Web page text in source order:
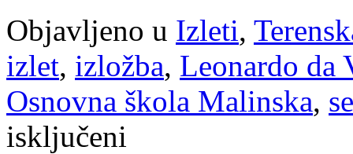
Objavljeno u Izleti,
izlet, izložba, Leonardo da
Osnovna škola Malinska,
isključeni